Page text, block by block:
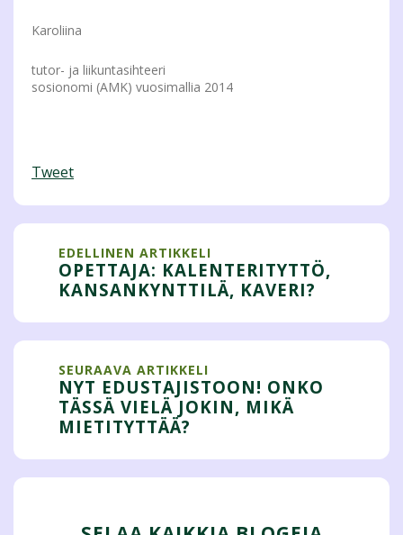
Karoliina
tutor- ja liikuntasihteeri
sosionomi (AMK) vuosimallia 2014
Tweet
EDELLINEN ARTIKKELI
OPETTAJA: KALENTERITYTTÖ,
KANSANKYNTTILÄ, KAVERI?
SEURAAVA ARTIKKELI
NYT EDUSTAJISTOON! ONKO
TÄSSÄ VIELÄ JOKIN, MIKÄ
MIETITYTTÄÄ?